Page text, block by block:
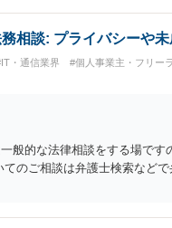
相談: プライバシーや
・通信業界 #個人事業主・フリー
般的な法律相談をする場で
のご相談は弁護士検索など